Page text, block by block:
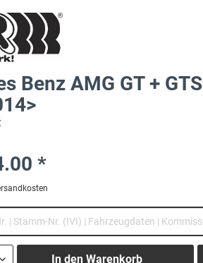
Benz AMG GT + GTS
*
In den Warenkorb